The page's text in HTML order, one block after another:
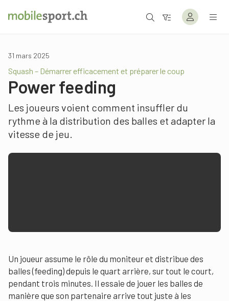
31 mars 2025
Squash – Démarrer efficacement et préparer le coup
Power feeding
Les joueurs voient comment insuffler du
rythme à la distribution des balles et adapter la
vitesse de jeu.
Un joueur assume le rôle du moniteur et distribue des
balles (feeding) depuis le quart arrière, sur tout le court,
pendant trois minutes. Il essaie de jouer les balles de
manière que son partenaire arrive tout juste à les